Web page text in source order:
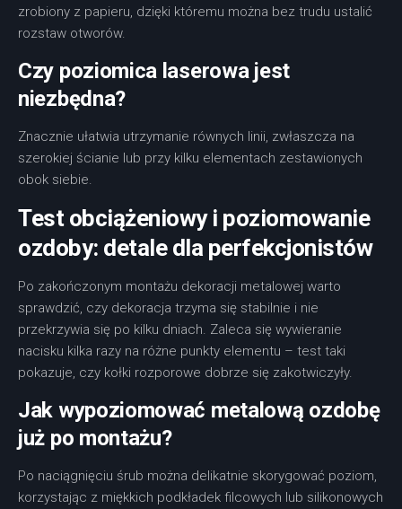
zrobiony z papieru, dzięki któremu można bez trudu ustalić
rozstaw otworów.
Czy poziomica laserowa jest
niezbędna?
Znacznie ułatwia utrzymanie równych linii, zwłaszcza na
szerokiej ścianie lub przy kilku elementach zestawionych
obok siebie.
Test obciążeniowy i poziomowanie
ozdoby: detale dla perfekcjonistów
Po zakończonym montażu dekoracji metalowej warto
sprawdzić, czy dekoracja trzyma się stabilnie i nie
przekrzywia się po kilku dniach. Zaleca się wywieranie
nacisku kilka razy na różne punkty elementu – test taki
pokazuje, czy kołki rozporowe dobrze się zakotwiczyły.
Jak wypoziomować metalową ozdobę
już po montażu?
Po naciągnięciu śrub można delikatnie skorygować poziom,
korzystając z miękkich podkładek filcowych lub silikonowych